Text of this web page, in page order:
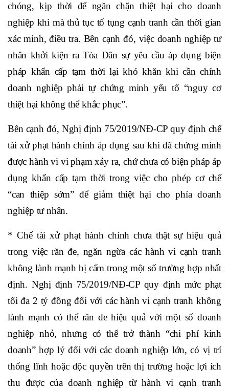
chóng, kịp thời để ngăn chặn thiệt hại cho doanh
nghiệp khi mà thủ tục tố tụng cạnh tranh cần thời gian
xác minh, điều tra. Bên cạnh đó, việc doanh nghiệp tư
nhân khởi kiện ra Tòa Dân sự yêu cầu áp dụng biện
pháp khẩn cấp tạm thời lại khó khăn khi cần chính
doanh nghiệp phải tự chứng minh yếu tố “nguy cơ
thiệt hại không thể khắc phục”.
Bên cạnh đó, Nghị định 75/2019/NĐ-CP quy định chế
tài xử phạt hành chính áp dụng sau khi đã chứng minh
được hành vi vi phạm xảy ra, chứ chưa có biện pháp áp
dụng khẩn cấp tạm thời trong việc cho phép cơ chế
“can thiệp sớm” để giảm thiệt hại cho phía doanh
nghiệp tư nhân.
* Chế tài xử phạt hành chính chưa thật sự hiệu quả
trong việc răn đe, ngăn ngừa các hành vi cạnh tranh
không lành mạnh bị cấm trong một số trường hợp nhất
định. Nghị định 75/2019/NĐ-CP quy định mức phạt
tối đa 2 tỷ đồng đối với các hành vi cạnh tranh không
lành mạnh có thể răn đe hiệu quả với một số doanh
nghiệp nhỏ, nhưng có thể trở thành “chi phí kinh
doanh” hợp lý đối với các doanh nghiệp lớn, có vị trí
thống lĩnh hoặc độc quyền trên thị trường hoặc lợi ích
thu được của doanh nghiệp từ hành vi cạnh tranh